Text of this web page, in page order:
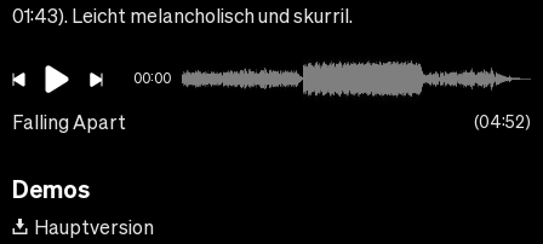
01:43). Leicht melancholisch und skurril.
00:00
Falling Apart 04:52
Demos
Hauptversion